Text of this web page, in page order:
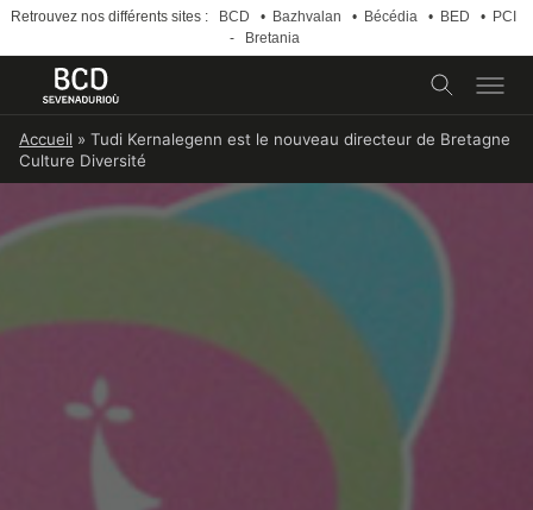
Retrouvez nos différents sites : BCD • Bazhvalan • Bécédia • BED •
PCI
-
Bretania
content
Accueil » Tudi Kernalegenn est le nouveau directeur de Bretagne
Culture Diversité